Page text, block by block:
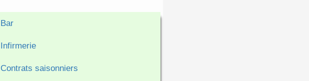
Bar
Infirmerie
Contrats saisonniers